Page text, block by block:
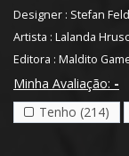
Designer : Stefan Feld
Artista : Lalanda
Editora : Maldito
Minha Avaliação: -
Tenho (214)